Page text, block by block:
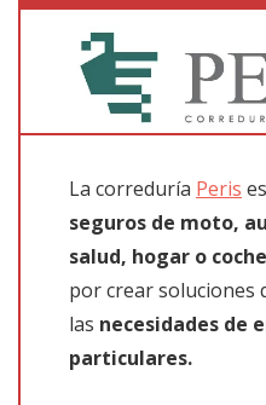
La correduría Peris
seguros de moto,
salud, hogar o
por crear soluciones
las necesidades de
particulares.